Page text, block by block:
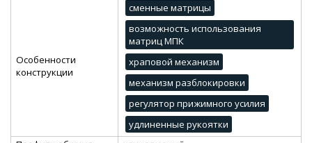
Особенности
конструкции
сменные матрицы
возможность использования
матриц МПК
храповой механизм
механизм разблокировки
регулятор прижимного усилия
удлиненные рукоятки